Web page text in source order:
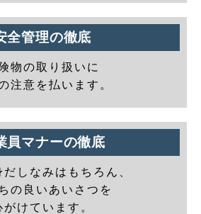
全管理の徹底
物の取り扱いに
注意を払います。
員マナーの徹底
しなみはもちろん、
の良いあいさつを
がけています。